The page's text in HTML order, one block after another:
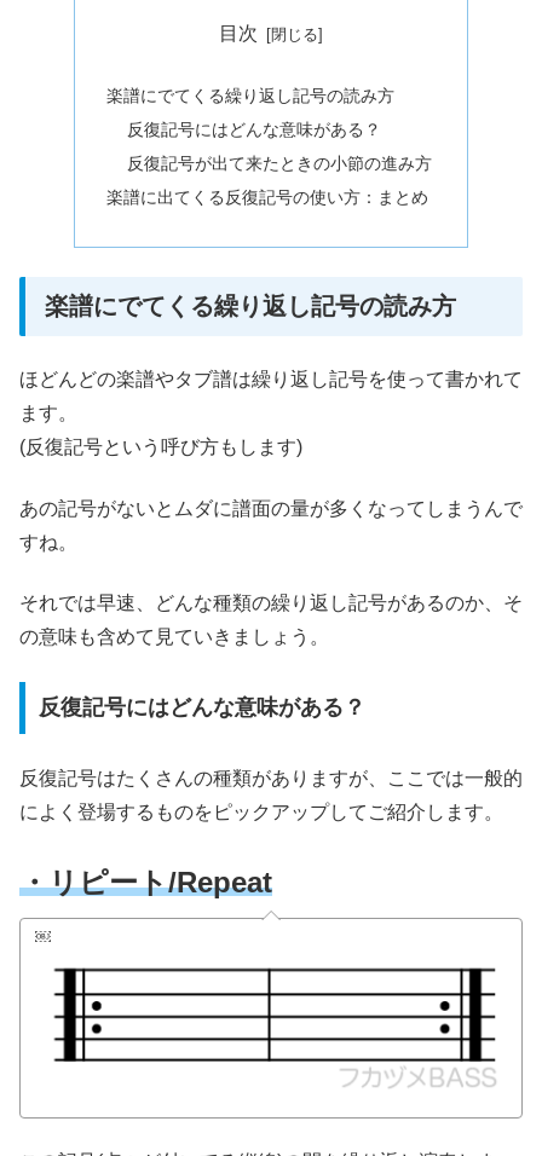
目次
楽譜にでてくる繰り返し記号の読み方
反復記号にはどんな意味がある？
反復記号が出て来たときの小節の進み方
楽譜に出てくる反復記号の使い方：まとめ
楽譜にでてくる繰り返し記号の読み方
ほどんどの楽譜やタブ譜は繰り返し記号を使って書かれて
ます。
(反復記号という呼び方もします)
あの記号がないとムダに譜面の量が多くなってしまうんで
すね。
それでは早速、どんな種類の繰り返し記号があるのか、そ
の意味も含めて見ていきましょう。
反復記号にはどんな意味がある？
反復記号はたくさんの種類がありますが、ここでは一般的
によく登場するものをピックアップしてご紹介します。
・リピート/Repeat
￼